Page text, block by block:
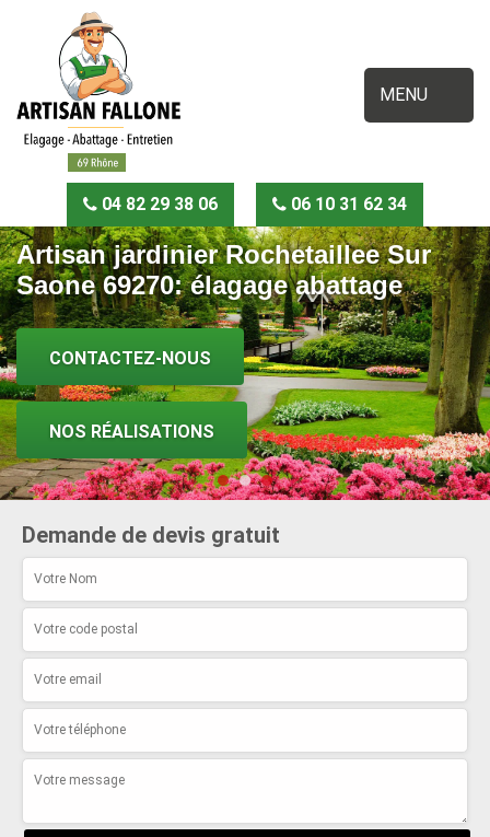
MENU
04 82 29 38 06 06 10 31 62 34
Artisan jardinier Rochetaillee Sur
Saone 69270: élagage abattage
CONTACTEZ-NOUS
NOS RÉALISATIONS
Demande de devis gratuit